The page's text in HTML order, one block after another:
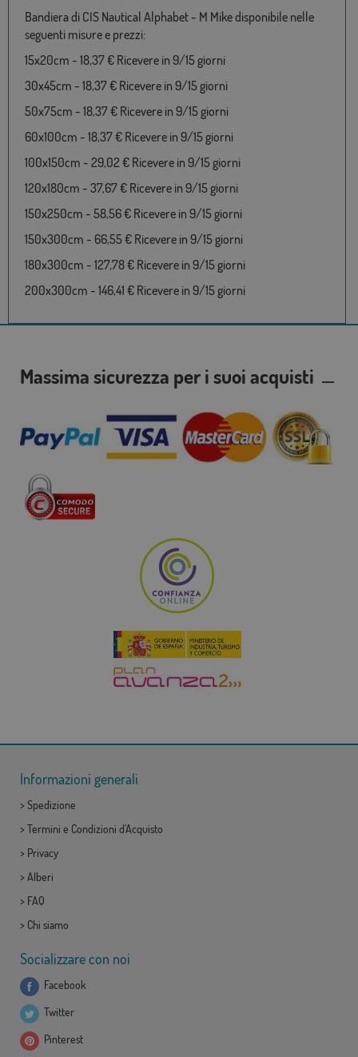
Bandiera di CIS Nautical Alphabet - M Mike disponibile nelle
seguenti misure e prezzi:
15x20cm - 18,37 € Ricevere in 9/15 giorni
30x45cm - 18,37 € Ricevere in 9/15 giorni
50x75cm - 18,37 € Ricevere in 9/15 giorni
60x100cm - 18,37 € Ricevere in 9/15 giorni
100x150cm - 29,02 € Ricevere in 9/15 giorni
120x180cm - 37,67 € Ricevere in 9/15 giorni
150x250cm - 58,56 € Ricevere in 9/15 giorni
150x300cm - 66,55 € Ricevere in 9/15 giorni
180x300cm - 127,78 € Ricevere in 9/15 giorni
200x300cm - 146,41 € Ricevere in 9/15 giorni
Massima sicurezza per i suoi acquisti
Informazioni generali
> Spedizione
> Termini e Condizioni d'Acquisto
> Privacy
> Alberi
> FAQ
> Chi siamo
Socializzare con noi
Facebook
Twitter
Pinterest